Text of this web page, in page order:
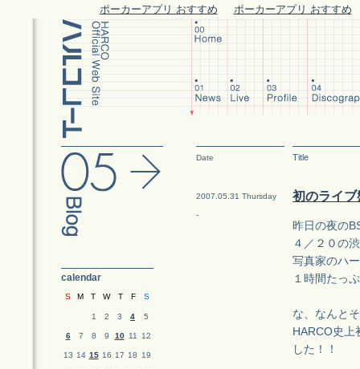
ポーカーアプリ おすすめ ポーカーアプリ おすすめ
Date Title
2007.05.31 Thursday
-
初のライ
昨日の夜の
４／２０の
写真家のハ
１時間たっ
な、なんと
HARCO史上
した！！
calendar
S M T W T F S
1 2 3 4 5
6 7 8 9 10 11 12
13 14 15 16 17 18 19